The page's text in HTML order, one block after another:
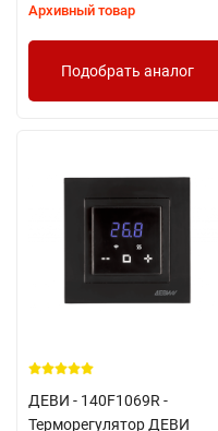
Архивный товар
Подобрать аналог
ДЕВИ - 140F1069R -
Терморегулятор ДЕВИ